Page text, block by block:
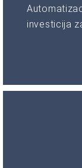
investicija